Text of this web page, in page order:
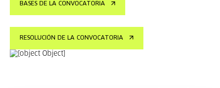
BASES DE LA CONVOCATORIA
RESOLUCIÓN DE LA CONVOCATORIA